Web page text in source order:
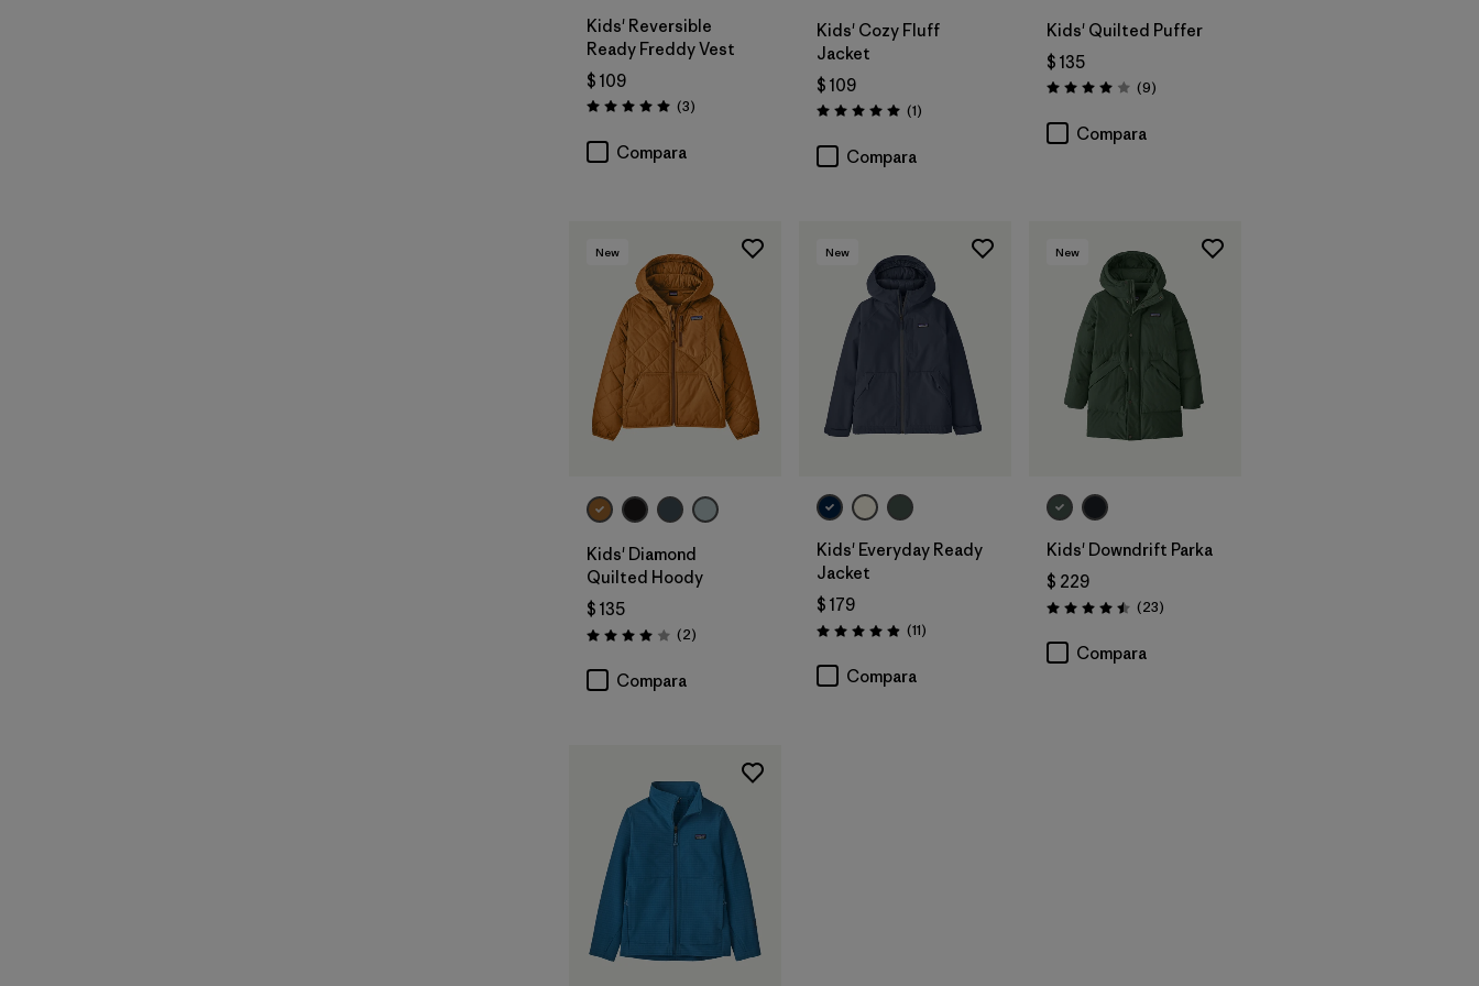
Kids' Reversible
Ready Freddy Vest
$ 109
Valoración: 5.0 / 5
(3Comentarios
)
Compara
Kids' Cozy Fluff
Jacket
$ 109
Valoración: 5.0 / 5
(1Comentarios
)
Compara
Kids' Quilted Puffer
$ 135
Valoración: 4.0 / 5
(9Comentarios
)
Compara
New
Kids' Diamond
Quilted Hoody
$ 135
Valoración: 4.0 / 5
(2Comentarios
)
Compara
New
Kids' Everyday Ready
Jacket
$ 179
Valoración: 4.9 / 5
(11Comentarios
)
Compara
New
Kids' Downdrift Parka
$ 229
Valoración: 4.5 / 5
(23Comentarios
)
Compara